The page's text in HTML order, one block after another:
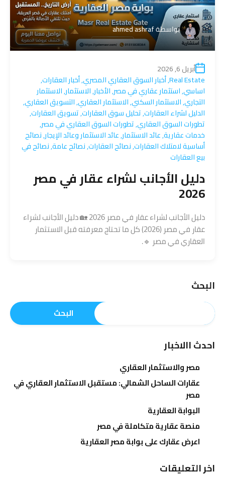
بواسطةahmed ashraf
أبريل 6, 2026
Real Estate
,أخبار السوق العقاري المصري,أخبار العقارات,
اساسي,استثمار عقاري في مصر,الأخبار,الاستثمار,الاستثمار
التجاري,الاستثمار السكني,الاستثمار العقاري,التسويق العقاري,
الدليل لشراء العقارات,تحليل سوق العقارات,تسويق العقارات,
تطورات السوق العقاري,تطورات السوق العقاري في مصر,
خدمات عقارية,عائد الاستثمار,عائد الاستثمار وعائد الإيجار,نصائح
أساسية لامتلاك العقارات,نصائح العقارات,نصائح عامة,نصائح في
بيع العقارات
دليل الأجانب لشراء عقار في مصر
2026
دليل الأجانب لشراء عقار في مصر 2026 🏡 دليل الأجانب لشراء
عقار في مصر (2026) كل ما تحتاج معرفته قبل الاستثمار
العقاري في مصر 🔹.
البحث
البحث
احدث االاخبار
مصر والاستثمار العقاري
عقارات الساحل الشمالي: مستقبل الاستثمار العقاري في
مصر
البوابة العقارية
منصة عقارية متكاملة في مصر
اعرض عقارك على بوابة مصر العقارية
اخر التعليقات